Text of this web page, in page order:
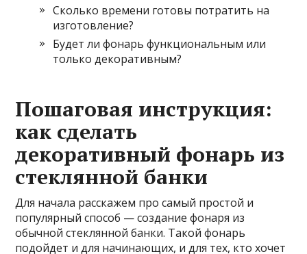
Сколько времени готовы потратить на
изготовление?
Будет ли фонарь функциональным или
только декоративным?
Пошаговая инструкция:
как сделать
декоративный фонарь из
стеклянной банки
Для начала расскажем про самый простой и
популярный способ — создание фонаря из
обычной стеклянной банки. Такой фонарь
подойдет и для начинающих, и для тех, кто хочет